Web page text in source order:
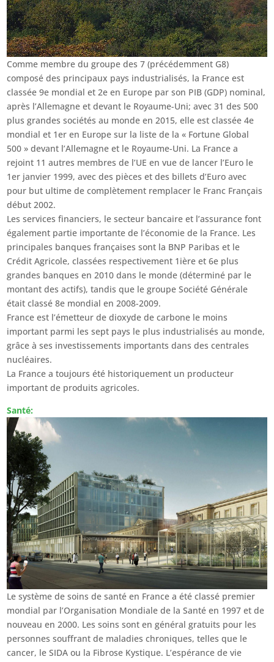
Comme membre du groupe des 7 (précédemment G8)
composé des principaux pays industrialisés, la France est
classée 9e mondial et 2e en Europe par son PIB (GDP) nominal,
après l’Allemagne et devant le Royaume-Uni; avec 31 des 500
plus grandes sociétés au monde en 2015, elle est classée 4e
mondial et 1er en Europe sur la liste de la « Fortune Global
500 » devant l’Allemagne et le Royaume-Uni. La France a
rejoint 11 autres membres de l’UE en vue de lancer l’Euro le
1er janvier 1999, avec des pièces et des billets d’Euro avec
pour but ultime de complètement remplacer le Franc Français
début 2002.
Les services financiers, le secteur bancaire et l’assurance font
également partie importante de l’économie de la France. Les
principales banques françaises sont la BNP Paribas et le
Crédit Agricole, classées respectivement 1ière et 6e plus
grandes banques en 2010 dans le monde (déterminé par le
montant des actifs), tandis que le groupe Société Générale
était classé 8e mondial en 2008-2009.
France est l’émetteur de dioxyde de carbone le moins
important parmi les sept pays le plus industrialisés au monde,
grâce à ses investissements importants dans des centrales
nucléaires.
La France a toujours été historiquement un producteur
important de produits agricoles.
Santé:
Le système de soins de santé en France a été classé premier
mondial par l’Organisation Mondiale de la Santé en 1997 et de
nouveau en 2000. Les soins sont en général gratuits pour les
personnes souffrant de maladies chroniques, telles que le
cancer, le SIDA ou la Fibrose Kystique. L’espérance de vie